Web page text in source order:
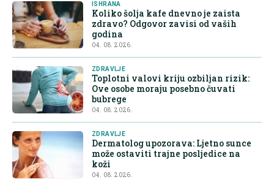
ISHRANA
Koliko šolja kafe dnevno je zaista
zdravo? Odgovor zavisi od vaših
godina
04. 08. 2026.
ZDRAVLJE
Toplotni valovi kriju ozbiljan rizik:
Ove osobe moraju posebno čuvati
bubrege
04. 08. 2026.
ZDRAVLJE
Dermatolog upozorava: Ljetno sunce
može ostaviti trajne posljedice na
koži
04. 08. 2026.